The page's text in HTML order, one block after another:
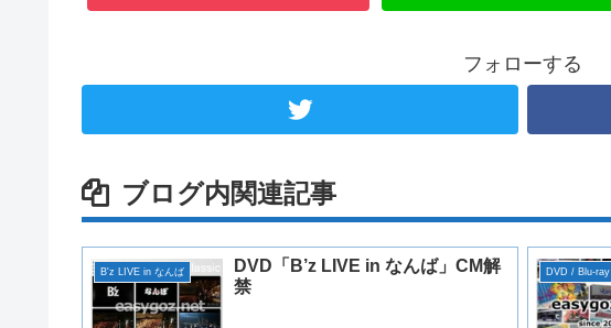
フォローする
ブログ内関連記事
B'z LIVE in なんば
DVD「B’z LIVE in なんば」CM解
禁
DVD / Blu-ray